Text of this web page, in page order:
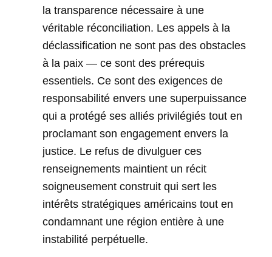
la transparence nécessaire à une
véritable réconciliation. Les appels à la
déclassification ne sont pas des obstacles
à la paix — ce sont des prérequis
essentiels. Ce sont des exigences de
responsabilité envers une superpuissance
qui a protégé ses alliés privilégiés tout en
proclamant son engagement envers la
justice. Le refus de divulguer ces
renseignements maintient un récit
soigneusement construit qui sert les
intérêts stratégiques américains tout en
condamnant une région entière à une
instabilité perpétuelle.